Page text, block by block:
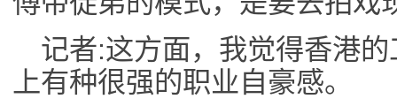
记者:这方面，我觉得香港
上有种很强的职业自豪感。